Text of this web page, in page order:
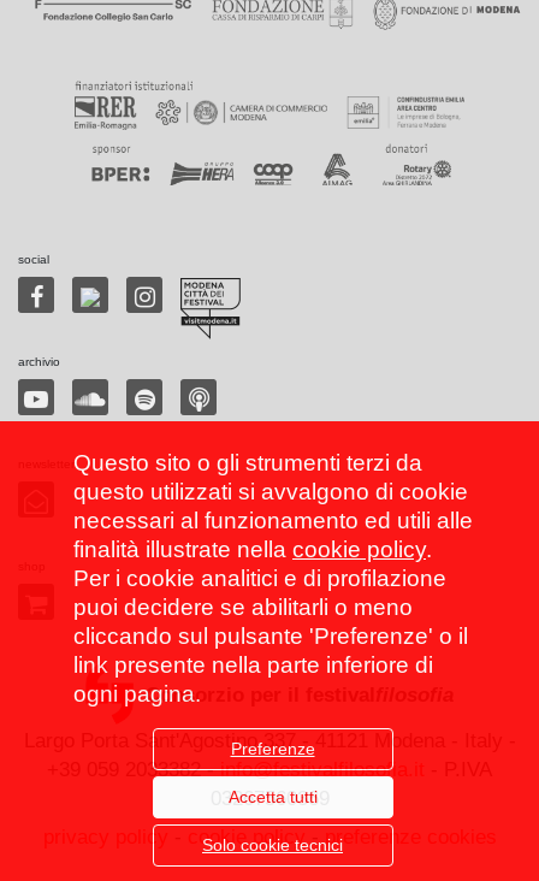
social
archivio
Consorzio per il festival
Largo Porta Sant'Agostino 337 - 41121 Modena - Italy -
+39 059 2033382 -info@festivalfilosofia.it
03267560369
cookie policy-preferenze cookies
Questo sito o gli strumenti terzi da
questo utilizzati si avvalgono di cookie
necessari al funzionamento ed utili alle
finalità illustrate nella cookie policy.
Per i cookie analitici e di profilazione
puoi decidere se abilitarli o meno
cliccando sul pulsante 'Preferenze' o il
link presente nella parte inferiore di
ogni pagina.
Preferenze
Accetta tutti
Solo cookie tecnici